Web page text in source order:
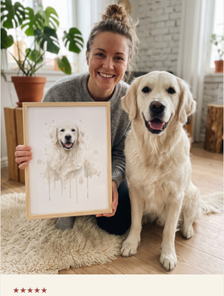
★★★★★